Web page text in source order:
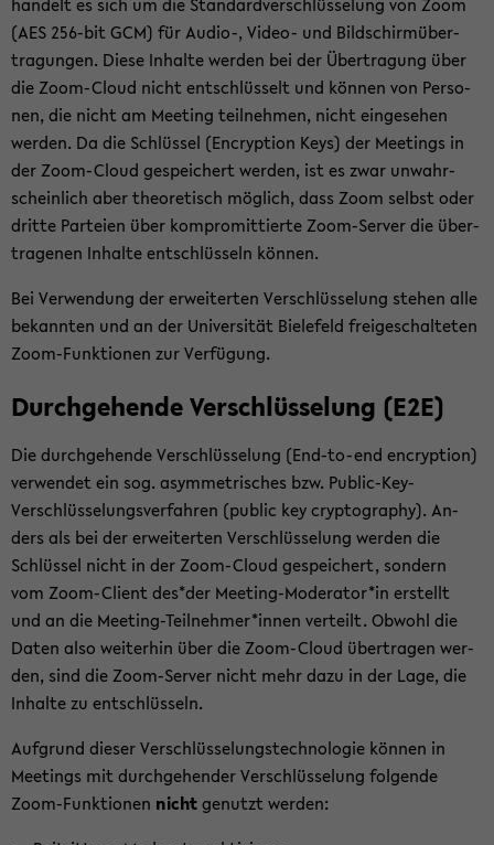
(AES 256-​bit GCM) für Audio-​, Video-​ und Bild­schirm­über­
tra­gun­gen. Diese In­hal­te wer­den bei der Über­tra­gung über
die Zoom-​Cloud nicht ent­schlüs­selt und kön­nen von Per­so­
nen, die nicht am Mee­ting teil­neh­men, nicht ein­ge­se­hen
wer­den. Da die Schlüs­sel (En­cryp­ti­on Keys) der Mee­tings in
der Zoom-​Cloud ge­spei­chert wer­den, ist es zwar un­wahr­
schein­lich aber theo­re­tisch mög­lich, dass Zoom selbst oder
drit­te Par­tei­en über kom­pro­mit­tier­te Zoom-​Server die über­
tra­ge­nen In­hal­te ent­schlüs­seln kön­nen.
Bei Ver­wen­dung der er­wei­ter­ten Ver­schlüs­se­lung ste­hen alle
be­kann­ten und an der Uni­ver­si­tät Bie­le­feld frei­ge­schal­te­ten
Zoom-​Funktionen zur Ver­fü­gung.
Durch­ge­hen­de Ver­schlüs­se­lung (E2E)
Die durch­ge­hen­de Ver­schlüs­se­lung (End-​to-end en­cryp­ti­on)
ver­wen­det ein sog. asym­me­tri­sches bzw. Public-​Key-
Verschlüsselungsverfahren (pu­blic key cryp­to­gra­phy). An­
ders als bei der er­wei­ter­ten Ver­schlüs­se­lung wer­den die
Schlüs­sel nicht in der Zoom-​Cloud ge­spei­chert, son­dern
vom Zoom-​Client des*der Meeting-​Moderator*in er­stellt
und an die Meeting-​Teilnehmer*innen ver­teilt. Ob­wohl die
Daten also wei­ter­hin über die Zoom-​Cloud über­tra­gen wer­
den, sind die Zoom-​Server nicht mehr dazu in der Lage, die
In­hal­te zu ent­schlüs­seln.
Auf­grund die­ser Ver­schlüs­se­lungs­tech­no­lo­gie kön­nen in
Mee­tings mit durch­ge­hen­der Ver­schlüs­se­lung fol­gen­de
Zoom-​Funktionen nichtge­nutzt wer­den: